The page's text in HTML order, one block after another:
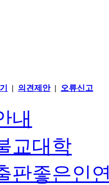
| 의견제안| 오류신고
내
교대학
판좋은인연